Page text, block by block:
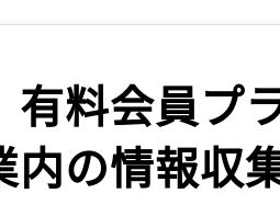
有料会員プ
内の情報収